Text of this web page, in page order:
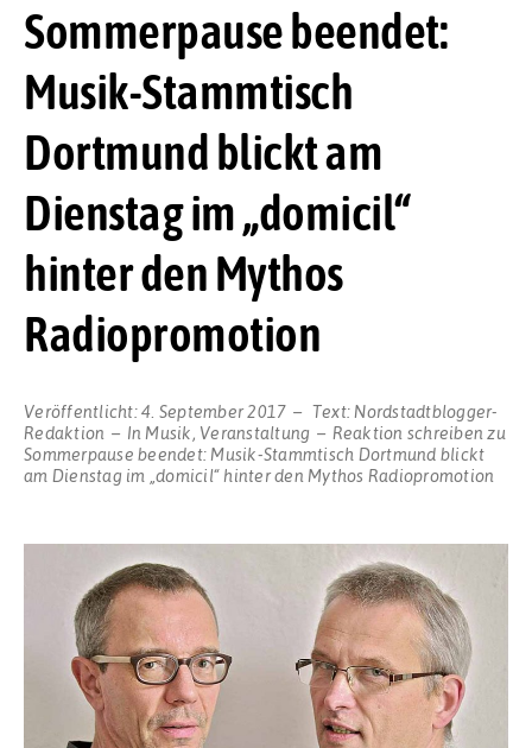
Sommerpause beendet:
Musik-Stammtisch
Dortmund blickt am
Dienstag im „domicil“
hinter den Mythos
Radiopromotion
Veröffentlicht:4. September 2017 Text: Nordstadtblogger-
Redaktion
In Musik, Veranstaltung Reaktion schreiben zu
Sommerpause beendet: Musik-Stammtisch Dortmund blickt
am Dienstag im „domicil“ hinter den Mythos Radiopromotion